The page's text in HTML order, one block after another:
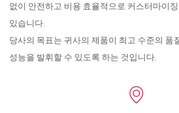
없이 안전하고 비용 효율적으로 커스터마이
있습니다.
당사의 목표는 귀사의 제품이 최고 수준의 품
성능을 발휘할 수 있도록 하는 것입니다.